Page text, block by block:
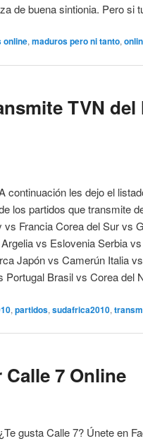
de buena sintionia. Pero si
online,maduros pero ni tanto,
TVN del
continuación les dejo el
los partidos que transmite
Francia Corea del Sur vs
vs Eslovenia Serbia
Japón vs Camerún Italia
Brasil vs Corea del
,partidos,sudafrica2010,
Calle 7 Online
¿Te gusta Calle 7? Únete en